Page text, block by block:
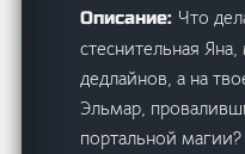
Описание: Что
стеснительная
дедлайнов, а на
Эльмар,
портальной